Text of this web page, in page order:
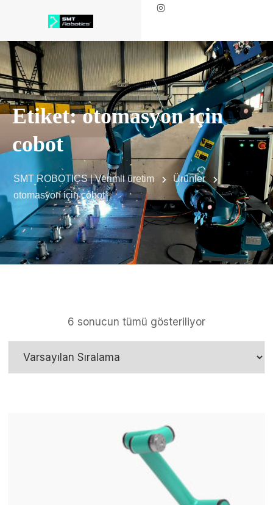
Etiket:otomasyon için
cobot
SMT ROBOTICS | Verimli üretim
Ürünler
otomasyon için cobot
6 sonucun tümü gösteriliyor